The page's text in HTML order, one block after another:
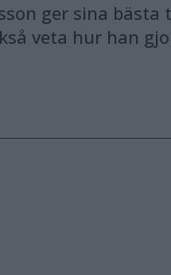
ger sina
veta hur han